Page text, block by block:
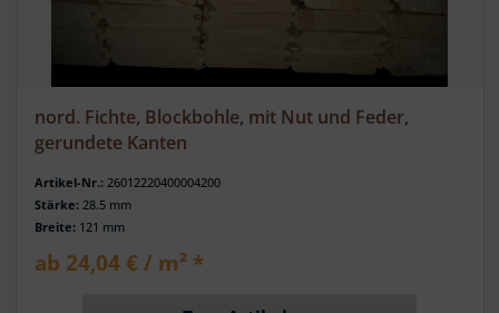
nord. Fichte, Blockbohle, mit Nut und Feder,
gerundete Kanten
Artikel-Nr.: 26012220400004200
Stärke: 28.5 mm
Breite: 121 mm
ab 24,04 € / m² *